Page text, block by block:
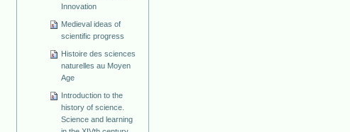
Innovation
Medieval ideas of
scientific progress
Histoire des sciences
naturelles au Moyen
Age
Introduction to the
history of science.
Science and learning